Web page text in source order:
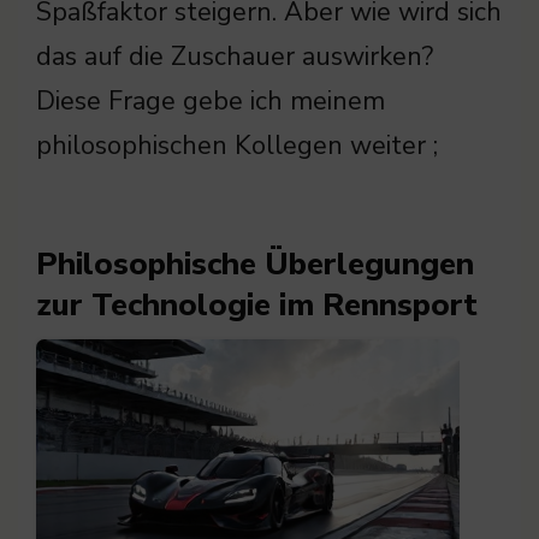
Spaßfaktor steigern. Aber wie wird sich
das auf die Zuschauer auswirken?
Diese Frage gebe ich meinem
philosophischen Kollegen weiter ;
Philosophische Überlegungen
zur Technologie im Rennsport